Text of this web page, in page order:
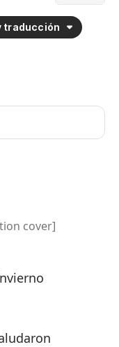
traducción
cover]